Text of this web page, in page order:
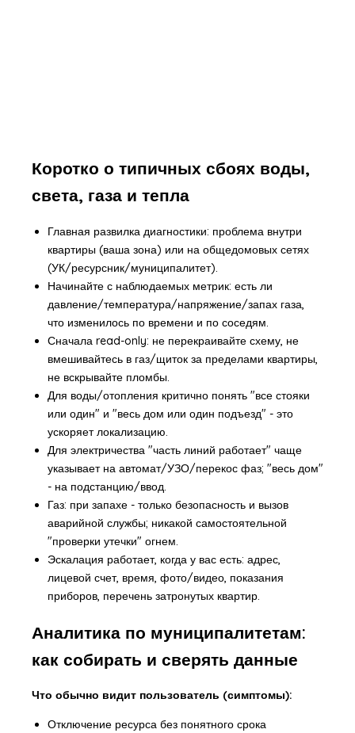
Коротко о типичных сбоях воды,
света, газа и тепла
Главная развилка диагностики: проблема внутри
квартиры (ваша зона) или на общедомовых сетях
(УК/ресурсник/муниципалитет).
Начинайте с наблюдаемых метрик: есть ли
давление/температура/напряжение/запах газа,
что изменилось по времени и по соседям.
Сначала read-only: не перекраивайте схему, не
вмешивайтесь в газ/щиток за пределами квартиры,
не вскрывайте пломбы.
Для воды/отопления критично понять "все стояки
или один" и "весь дом или один подъезд" - это
ускоряет локализацию.
Для электричества "часть линий работает" чаще
указывает на автомат/УЗО/перекос фаз; "весь дом"
- на подстанцию/ввод.
Газ: при запахе - только безопасность и вызов
аварийной службы; никакой самостоятельной
"проверки утечки" огнем.
Эскалация работает, когда у вас есть: адрес,
лицевой счет, время, фото/видео, показания
приборов, перечень затронутых квартир.
Аналитика по муниципалитетам:
как собирать и сверять данные
Что обычно видит пользователь (симптомы):
Отключение ресурса без понятного срока